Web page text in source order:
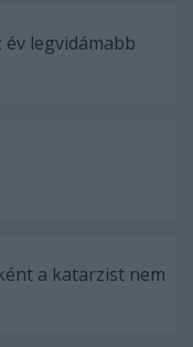
legvidámabb
a katarzist nem